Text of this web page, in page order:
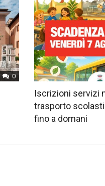
0
Iscrizioni servizi
trasporto
fino a domani